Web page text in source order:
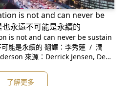
is not and can never be
永遠不可能是永續的
never be sustain
Deep
英文原版影片：https:
了解更多